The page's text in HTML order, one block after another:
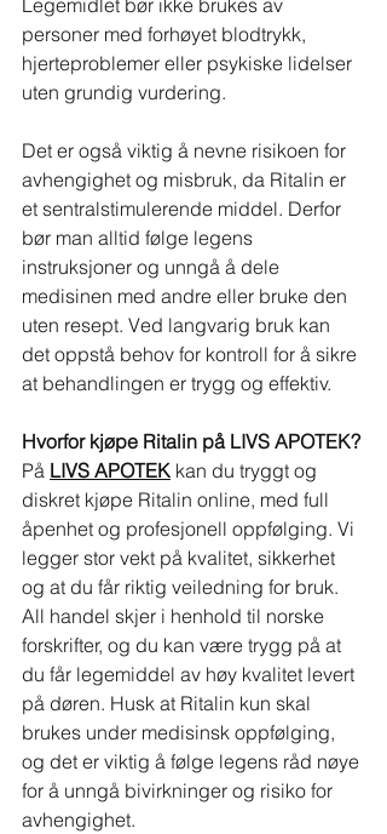
personer med forhøyet blodtrykk,
hjerteproblemer eller psykiske lidelser
uten grundig vurdering.
Det er også viktig å nevne risikoen for
avhengighet og misbruk, da Ritalin er
et sentralstimulerende middel. Derfor
bør man alltid følge legens
instruksjoner og unngå å dele
medisinen med andre eller bruke den
uten resept. Ved langvarig bruk kan
det oppstå behov for kontroll for å sikre
at behandlingen er trygg og effektiv.
Hvorfor kjøpe Ritalin på LIVS APOTEK?
På LIVS APOTEK kan du tryggt og
diskret kjøpe Ritalin online, med full
åpenhet og profesjonell oppfølging. Vi
legger stor vekt på kvalitet, sikkerhet
og at du får riktig veiledning for bruk.
All handel skjer i henhold til norske
forskrifter, og du kan være trygg på at
du får legemiddel av høy kvalitet levert
på døren. Husk at Ritalin kun skal
brukes under medisinsk oppfølging,
og det er viktig å følge legens råd nøye
for å unngå bivirkninger og risiko for
avhengighet.